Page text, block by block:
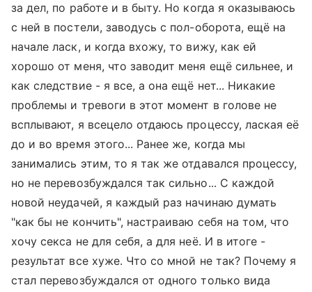
за дел, по работе и в быту. Но когда я оказываюсь
с ней в постели, заводусь с пол-оборота, ещё на
начале ласк, и когда вхожу, то вижу, как ей
хорошо от меня, что заводит меня ещё сильнее, и
как следствие - я все, а она ещё нет... Никакие
проблемы и тревоги в этот момент в голове не
всплывают, я всецело отдаюсь процессу, лаская её
до и во время этого... Ранее же, когда мы
занимались этим, то я так же отдавался процессу,
но не перевозбуждался так сильно... С каждой
новой неудачей, я каждый раз начинаю думать
"как бы не кончить", настраиваю себя на том, что
хочу секса не для себя, а для неё. И в итоге -
результат все хуже. Что со мной не так? Почему я
стал перевозбуждался от одного только вида